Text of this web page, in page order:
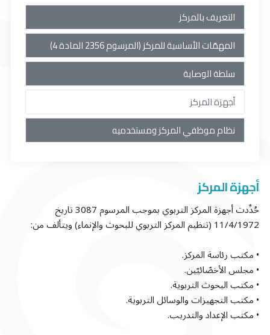
أجهزة المركز
حُدِّدت أجهزة المركز التربوي بموجب المرسوم 3087 تاريخ
11/4/1972 (تنظيم المركز التربوي للبحوث والإنماء) ويتألف من:
• مكتب رئاسة المركز.
• مجلس الأخصّائيّين.
• مكتب البحوث التربوية.
• مكتب التجهيزات والوسائل التربوية.
• مكتب الإعداد والتدريب.
التعريف بالمركز
المهمّات الأساسية للمركز (المرسوم 2356 المادة 4)
سلطة الوصاية
أجهزة المركز
نظام موظفي المركز ومستخدميه